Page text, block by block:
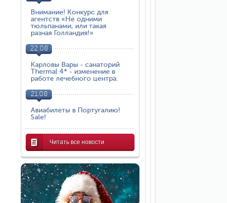
Внимание! Конкурс для
агентств «Не одними
тюльпанами, или такая
разная Голландия!»
22.08
Карловы Вары - санаторий
Thermal 4* - изменение в
работе лечебного центра.
21.08
Авиабилеты в Португалию!
Sale!
Читать все новости